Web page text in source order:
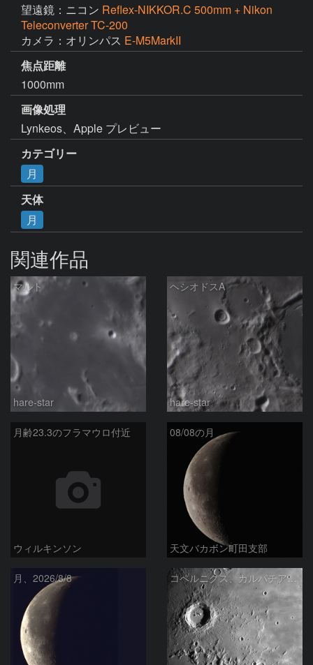
望遠鏡：ニコン Reflex-NIKKOR.C 500mm + Nikon
Teleconverter TC-200
カメラ：オリンパス E-M5MarkII
焦点距離
1000mm
画像処理
Lynkeos、Apple プレビュー
カテゴリー
月
天体
月
関連作品
マルト
hare-star
ヘシオドスA
hare-star
月齢23.3のフラマウロ付近
ウィルキンソン
08/08の月
天文バカボン町田支部
月、2026/8/8 コペルニクス、カルパチア山脈付近